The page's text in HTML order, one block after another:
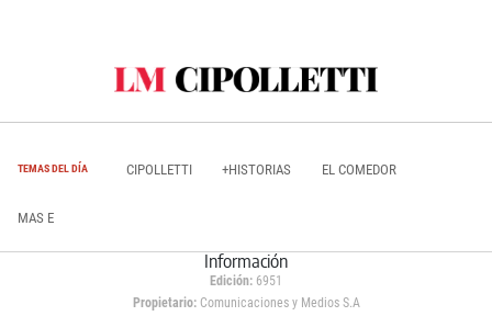
TEMAS DEL DÍA CIPOLLETTI +HISTORIAS EL COMEDOR
MAS E
Información
Edición: 6951
Propietario:Comunicaciones y Medios S.A